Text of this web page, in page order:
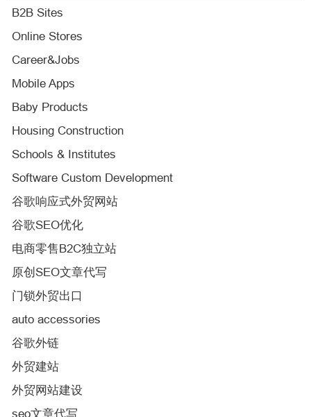
B2B Sites
Online Stores
Career&Jobs
Mobile Apps
Baby Products
Housing Construction
Schools & Institutes
Software Custom Development
谷歌响应式外贸网站
谷歌SEO优化
电商零售B2C独立站
原创SEO文章代写
门锁外贸出口
auto accessories
谷歌外链
外贸建站
外贸网站建设
seo文章代写